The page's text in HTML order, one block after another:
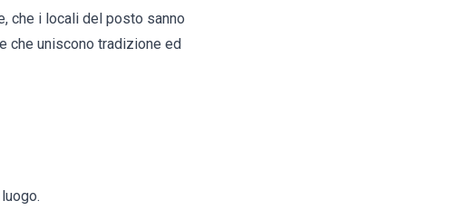
che i locali del posto sanno
che uniscono tradizione ed